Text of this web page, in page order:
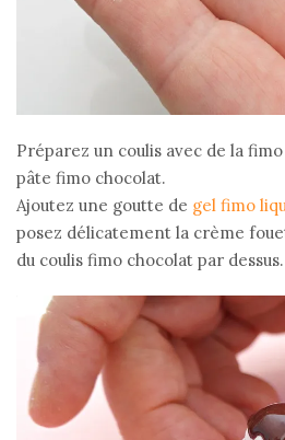
Préparez un coulis avec de la
pâte fimo chocolat.
Ajoutez une goutte de gel fimo
posez délicatement la crème
du coulis fimo chocolat par dessus.